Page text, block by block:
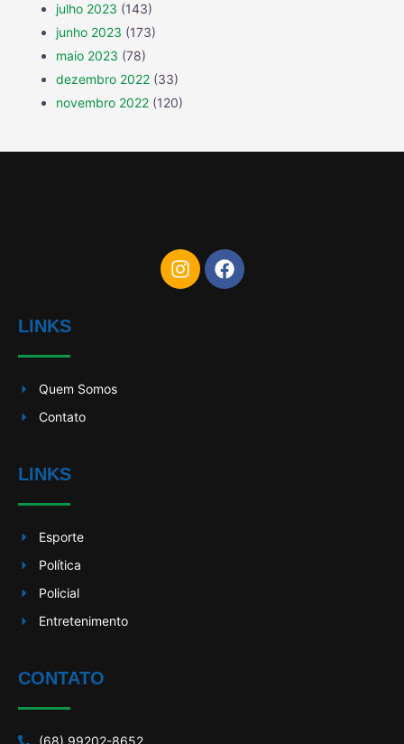
julho 2023 (143)
junho 2023 (173)
maio 2023 (78)
dezembro 2022 (33)
novembro 2022 (120)
LINKS
Quem Somos
Contato
LINKS
Esporte
Política
Policial
Entretenimento
CONTATO
(68) 99202-8652